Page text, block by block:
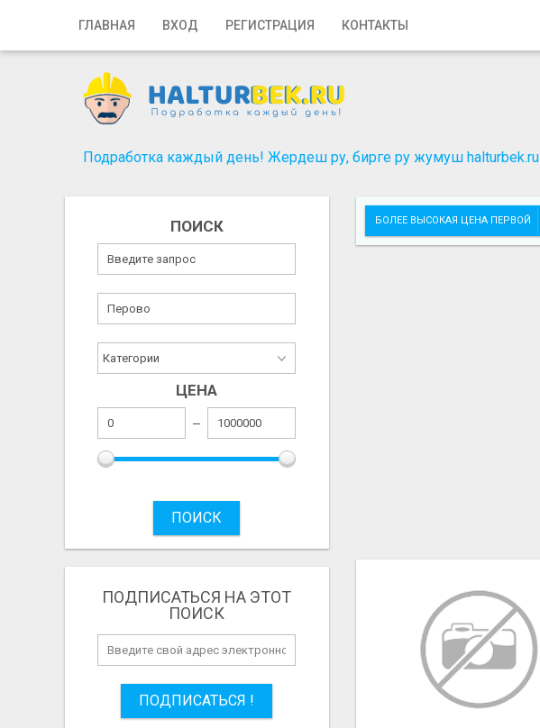
ГЛАВНАЯ ВХОД РЕГИСТРАЦИЯ КОНТАКТЫ
Главная
Регистрация
Подработка каждый день! Жердеш ру, бирге ру жумуш halturbek.ru
ПОИСК
ЦЕНА
ПОИСК
ПОДПИСАТЬСЯ НА ЭТОТ
ПОИСК
ПОДПИСАТЬСЯ !
БОЛЕЕ ВЫСОКАЯ ЦЕНА ПЕРВОЙ